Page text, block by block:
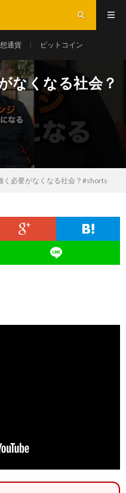
通貨 ビットコイン
なくなる社会？
く必要がなくなる社会？#shorts